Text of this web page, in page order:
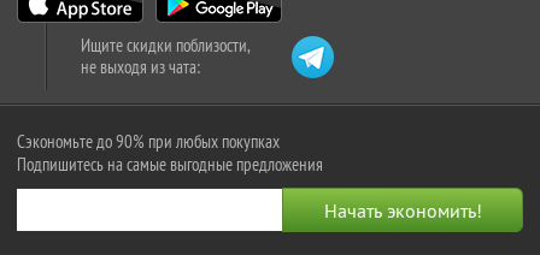
Ищите скидки поблизости,
не выходя из чата:
Сэкономьте до 90% при любых покупках
Подпишитесь на самые выгодные предложения